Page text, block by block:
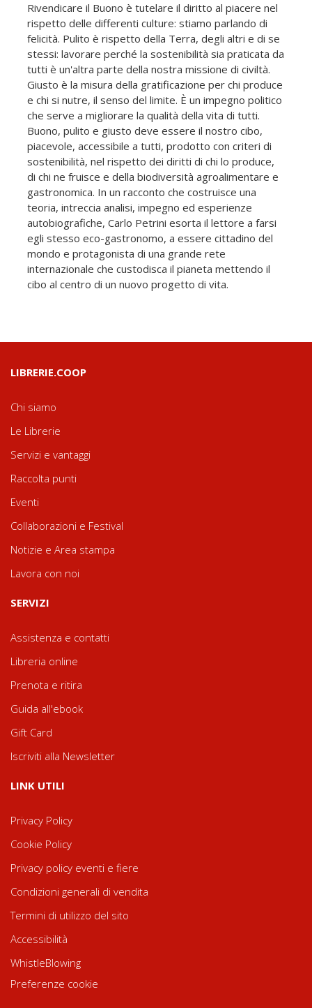
Rivendicare il Buono è tutelare il diritto al piacere nel
rispetto delle differenti culture: stiamo parlando di
felicità. Pulito è rispetto della Terra, degli altri e di se
stessi: lavorare perché la sostenibilità sia praticata da
tutti è un'altra parte della nostra missione di civiltà.
Giusto è la misura della gratificazione per chi produce
e chi si nutre, il senso del limite. È un impegno politico
che serve a migliorare la qualità della vita di tutti.
Buono, pulito e giusto deve essere il nostro cibo,
piacevole, accessibile a tutti, prodotto con criteri di
sostenibilità, nel rispetto dei diritti di chi lo produce,
di chi ne fruisce e della biodiversità agroalimentare e
gastronomica. In un racconto che costruisce una
teoria, intreccia analisi, impegno ed esperienze
autobiografiche, Carlo Petrini esorta il lettore a farsi
egli stesso eco-gastronomo, a essere cittadino del
mondo e protagonista di una grande rete
internazionale che custodisca il pianeta mettendo il
cibo al centro di un nuovo progetto di vita.
LIBRERIE.COOP
Chi siamo
Le Librerie
Servizi e vantaggi
Raccolta punti
Eventi
Collaborazioni e Festival
Notizie e Area stampa
Lavora con noi
SERVIZI
Assistenza e contatti
Libreria online
Prenota e ritira
Guida all'ebook
Gift Card
Iscriviti alla Newsletter
LINK UTILI
Privacy Policy
Cookie Policy
Privacy policy eventi e fiere
Condizioni generali di vendita
Termini di utilizzo del sito
Accessibilità
WhistleBlowing
Preferenze cookie